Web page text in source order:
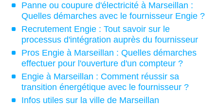
Panne ou coupure d'électricité à Marseillan :
Quelles démarches avec le fournisseur Engie ?
Recrutement Engie : Tout savoir sur le
processus d'intégration auprès du fournisseur
Pros Engie à Marseillan : Quelles démarches
effectuer pour l'ouverture d'un compteur ?
Engie à Marseillan : Comment réussir sa
transition énergétique avec le fournisseur ?
Infos utiles sur la ville de Marseillan